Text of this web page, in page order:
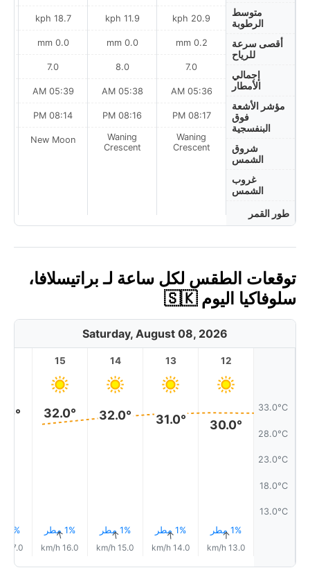
متوسط
الرطوبة
أقصى سرعة
للرياح
إجمالي
الأمطار
مؤشر الأشعة
فوق
البنفسجية
شروق
الشمس
غروب
الشمس
طور القمر
20.9 kph
0.2 mm
7.0
05:36 AM
08:17 PM
Waning
Crescent
11.9 kph
0.0 mm
8.0
05:38 AM
08:16 PM
Waning
Crescent
18.7 kph
0.0 mm
7.0
05:39 AM
08:14 PM
New Moon
توقعات الطقس لكل ساعة لـ براتيسلافا،
سلوفاكيا اليوم 🇸🇰
Saturday, August 08, 2026
33.0°C
28.0°C
23.0°C
18.0°C
13.0°C
12
30.0°
1% مطر↑
13.0 km/h
13
31.0°
1% مطر↑
14.0 km/h
14
32.0°
1% مطر↑
15.0 km/h
15
32.0°
1% مطر↑
16.0 km/h
1% مطر
17.0 km/h